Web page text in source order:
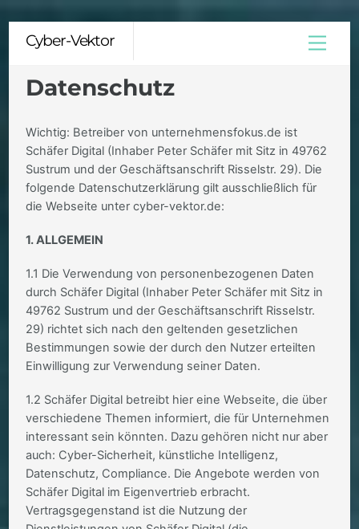
Menu
Cyber-Vektor
Datenschutz
Wichtig: Betreiber von unternehmensfokus.de ist
Schäfer Digital (Inhaber Peter Schäfer mit Sitz in 49762
Sustrum und der Geschäftsanschrift Risselstr. 29). Die
folgende Datenschutzerklärung gilt ausschließlich für
die Webseite unter cyber-vektor.de:
1. ALLGEMEIN
1.1 Die Verwendung von personenbezogenen Daten
durch Schäfer Digital (Inhaber Peter Schäfer mit Sitz in
49762 Sustrum und der Geschäftsanschrift Risselstr.
29) richtet sich nach den geltenden gesetzlichen
Bestimmungen sowie der durch den Nutzer erteilten
Einwilligung zur Verwendung seiner Daten.
1.2 Schäfer Digital betreibt hier eine Webseite, die über
verschiedene Themen informiert, die für Unternehmen
interessant sein könnten. Dazu gehören nicht nur aber
auch: Cyber-Sicherheit, künstliche Intelligenz,
Datenschutz, Compliance. Die Angebote werden von
Schäfer Digital im Eigenvertrieb erbracht.
Vertragsgegenstand ist die Nutzung der